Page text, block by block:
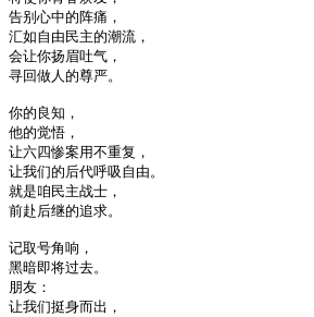
告别心中的阵痛，
汇如自由民主的潮流，
会让你扬眉吐气，
寻回做人的尊严。
你的良知，
他的觉悟，
让六四惨案用不重复，
让我们的后代呼吸自由。
就是咱民主战士，
前赴后继的追求。
记取号角响，
黑暗即将过去。
朋友：
让我们挺身而出，